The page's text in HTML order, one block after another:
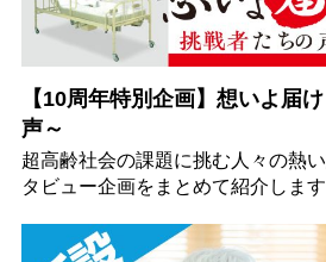
【10周年特別企画】想いよ届
声～
超高齢社会の課題に挑む人々の熱
タビュー企画をまとめて紹介します